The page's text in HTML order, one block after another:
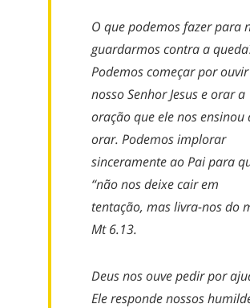
O que podemos fazer para
guardarmos contra a
Podemos começar por
nosso Senhor Jesus e orar a
oração que ele nos ensinou
orar. Podemos implorar
sinceramente ao Pai para
“não nos deixe cair em
tentação, mas livra-nos do
Mt 6.13.
Deus nos ouve pedir por
Ele responde nossos